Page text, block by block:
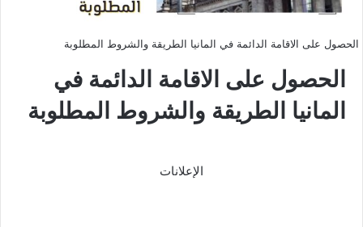
الحصول على الاقامة الدائمة في المانيا الطريقة والشروط المطلوبة
الحصول على الاقامة الدائمة في
المانيا الطريقة والشروط المطلوبة
الإعلانات